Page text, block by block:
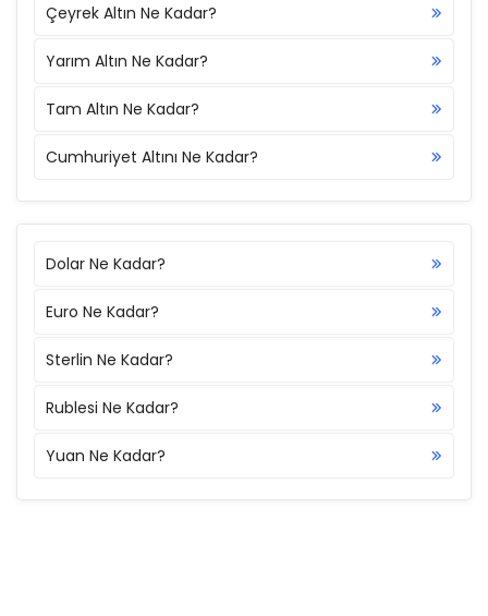
Çeyrek Altın Ne Kadar?
Yarım Altın Ne Kadar?
Tam Altın Ne Kadar?
Cumhuriyet Altını Ne Kadar?
Dolar Ne Kadar?
Euro Ne Kadar?
Sterlin Ne Kadar?
Rublesi Ne Kadar?
Yuan Ne Kadar?